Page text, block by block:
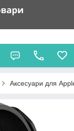
Аксесуари для